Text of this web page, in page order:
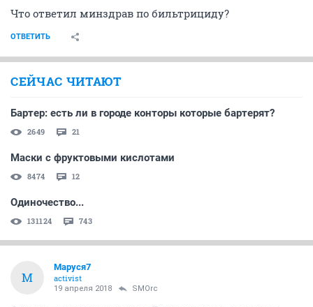
Что ответил минздрав по бильтрициду?
ОТВЕТИТЬ
СЕЙЧАС ЧИТАЮТ
Бартер: есть ли в городе конторы которые бартерят?
2649 21
Маски с фруктовыми кислотами
8474 12
Одиночество...
131124 743
М
Маруся7
activist
19 апреля 2018 SMOrc